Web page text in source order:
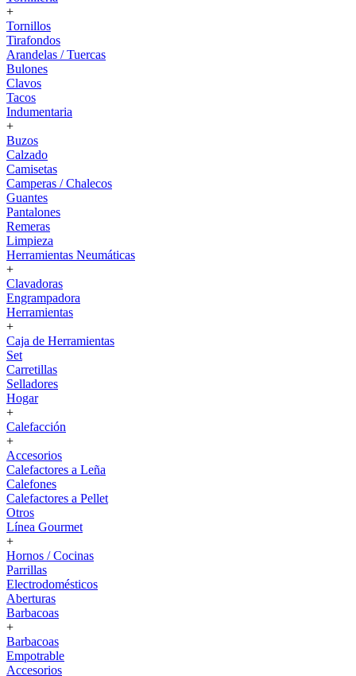
+
Tornillos
Tirafondos
Arandelas / Tuercas
Bulones
Clavos
Tacos
Indumentaria
+
Buzos
Calzado
Camisetas
Camperas / Chalecos
Guantes
Pantalones
Remeras
Limpieza
Herramientas Neumáticas
+
Clavadoras
Engrampadora
Herramientas
+
Caja de Herramientas
Set
Carretillas
Selladores
Hogar
+
Calefacción
+
Accesorios
Calefactores a Leña
Calefones
Calefactores a Pellet
Otros
Línea Gourmet
+
Hornos / Cocinas
Parrillas
Electrodomésticos
Aberturas
Barbacoas
+
Barbacoas
Empotrable
Accesorios